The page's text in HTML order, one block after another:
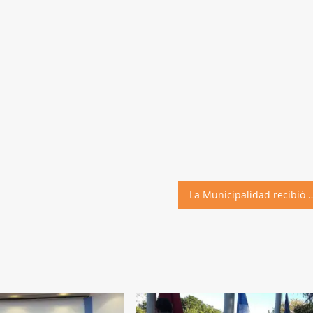
La Municipalidad recibió